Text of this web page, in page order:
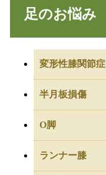
足のお悩み
変形性膝関節症
半月板損傷
O脚
ランナー膝